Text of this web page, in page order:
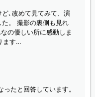
､改めて見てみて、演
。 撮影の裏側も見れ
の優しい所に感動しま
ます…
ったと回答しています。